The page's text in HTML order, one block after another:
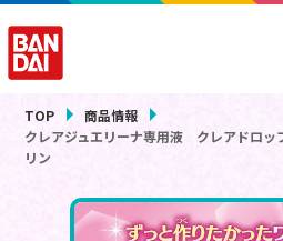
TOP
商品情報
クレアジュエリーナ専用液 クレアドロ
リン